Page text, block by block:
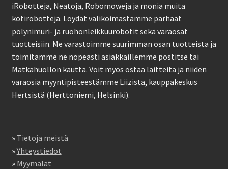
iRobotteja, Neatoja, Robomoweja ja monia muita
kotirobotteja. Löydät valikoimastamme parhaat
pölynimuri- ja ruohonleikkuurobotit sekä varaosat
tuotteisiin. Me varastoimme suurimman osan tuotteista ja
toimitamme ne nopeasti asiakkaillemme postitse tai
Matkahuollon kautta. Voit myös ostaa laitteita ja niiden
varaosia myyntipisteestämme Liizista, kauppakeskus
Hertsistä (Herttoniemi, Helsinki).
» Tietoja meistä
»Yhteystiedot
» Myymälät